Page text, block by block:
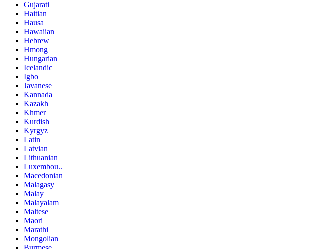
Gujarati
Haitian
Hausa
Hawaiian
Hebrew
Hmong
Hungarian
Icelandic
Igbo
Javanese
Kannada
Kazakh
Khmer
Kurdish
Kyrgyz
Latin
Latvian
Lithuanian
Luxembou..
Macedonian
Malagasy
Malay
Malayalam
Maltese
Maori
Marathi
Mongolian
Burmese